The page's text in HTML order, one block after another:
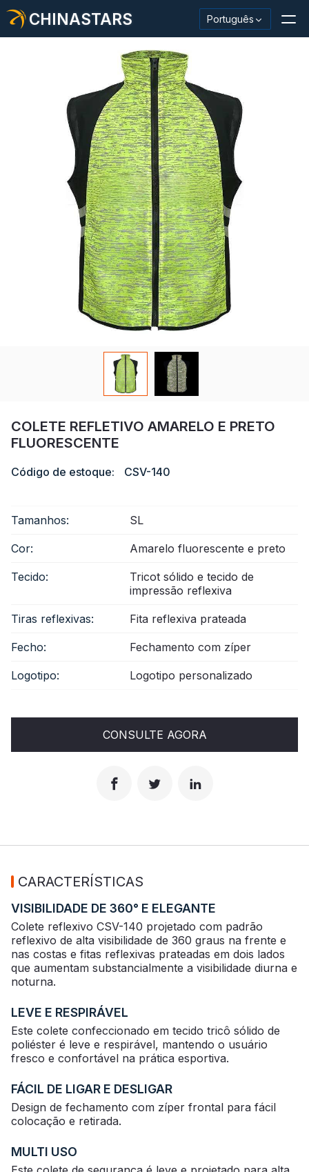
CHINASTARS Português
Material/fita reflexiva
Tecido reflexivo da moda
Roupas de segurança
Material que brilha no escuro
Acabamento Industrial Wash
Sobre CHINASTARS
Novo produto
COLETE REFLETIVO AMARELO E PRETO
FLUORESCENTE
Código de estoque: CSV-140
Tamanhos: SL
Cor: Amarelo fluorescente e preto
Tecido:
Tricot sólido e tecido de
impressão reflexiva
Tiras reflexivas: Fita reflexiva prateada
Fecho: Fechamento com zíper
Logotipo: Logotipo personalizado
CONSULTE AGORA
CARACTERÍSTICAS
VISIBILIDADE DE 360° E ELEGANTE
Colete reflexivo CSV-140 projetado com padrão
reflexivo de alta visibilidade de 360 ​​graus na frente e
nas costas e fitas reflexivas prateadas em dois lados
que aumentam substancialmente a visibilidade diurna e
noturna.
LEVE E RESPIRÁVEL
Este colete confeccionado em tecido tricô sólido de
poliéster é leve e respirável, mantendo o usuário
fresco e confortável na prática esportiva.
FÁCIL DE LIGAR E DESLIGAR
Design de fechamento com zíper frontal para fácil
colocação e retirada.
MULTI USO